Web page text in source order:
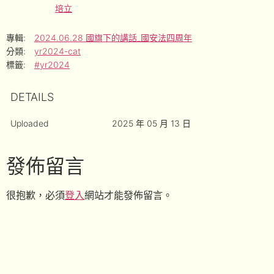
培立
專輯:
2024.06.28 國旗下的講話_國安法四周年
分類:
yr2024-cat
標籤:
#yr2024
DETAILS
Uploaded 2025 年 05 月 13 日
發佈留言
很抱歉，必須登入網站才能發佈留言。